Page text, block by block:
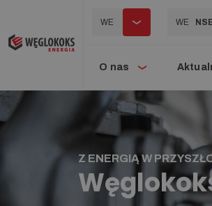
WE WE
O nas
Z ENERGIĄ W